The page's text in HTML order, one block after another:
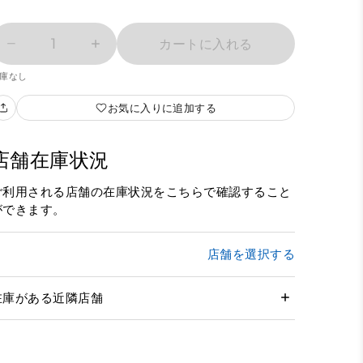
1 カートに入れる
なし
お気に入りに追加する
舗在庫状況
利用される店舗の在庫状況をこちらで確認すること
きます。
店舗を選択する
庫がある近隣店舗